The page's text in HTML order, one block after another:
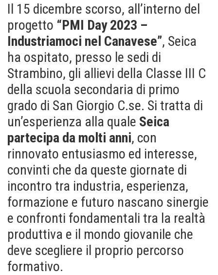
Il 15 dicembre scorso, all’interno del
progetto “PMI Day 2023 –
Industriamoci nel Canavese”, Seica
ha ospitato, presso le sedi di
Strambino, gli allievi della Classe III C
della scuola secondaria di primo
grado di San Giorgio C.se. Si tratta di
un’esperienza alla quale Seica
partecipa da molti anni, con
rinnovato entusiasmo ed interesse,
convinti che da queste giornate di
incontro tra industria, esperienza,
formazione e futuro nascano sinergie
e confronti fondamentali tra la realtà
produttiva e il mondo giovanile che
deve scegliere il proprio percorso
formativo.